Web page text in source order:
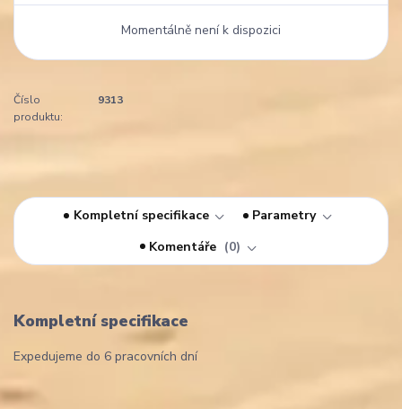
Momentálně není k dispozici
Číslo
produktu:
9313
Kompletní specifikace
Parametry
Komentáře
0
Kompletní specifikace
Expedujeme do 6 pracovních dní